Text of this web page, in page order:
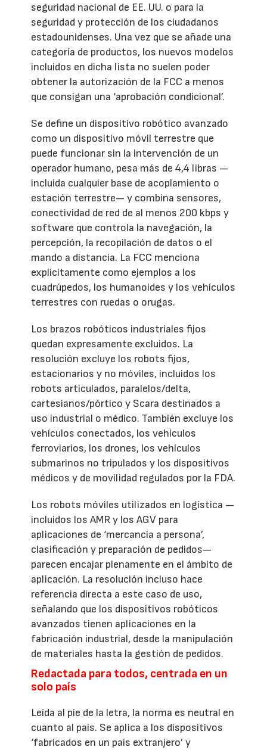
seguridad nacional de EE. UU. o para la
seguridad y protección de los ciudadanos
estadounidenses. Una vez que se añade una
categoría de productos, los nuevos modelos
incluidos en dicha lista no suelen poder
obtener la autorización de la FCC a menos
que consigan una ‘aprobación condicional’.
Se define un dispositivo robótico avanzado
como un dispositivo móvil terrestre que
puede funcionar sin la intervención de un
operador humano, pesa más de 4,4 libras —
incluida cualquier base de acoplamiento o
estación terrestre— y combina sensores,
conectividad de red de al menos 200 kbps y
software que controla la navegación, la
percepción, la recopilación de datos o el
mando a distancia. La FCC menciona
explícitamente como ejemplos a los
cuadrúpedos, los humanoides y los vehículos
terrestres con ruedas o orugas.
Los brazos robóticos industriales fijos
quedan expresamente excluidos. La
resolución excluye los robots fijos,
estacionarios y no móviles, incluidos los
robots articulados, paralelos/delta,
cartesianos/pórtico y Scara destinados a
uso industrial o médico. También excluye los
vehículos conectados, los vehículos
ferroviarios, los drones, los vehículos
submarinos no tripulados y los dispositivos
médicos y de movilidad regulados por la FDA.
Los robots móviles utilizados en logística —
incluidos los AMR y los AGV para
aplicaciones de ‘mercancía a persona’,
clasificación y preparación de pedidos—
parecen encajar plenamente en el ámbito de
aplicación. La resolución incluso hace
referencia directa a este caso de uso,
señalando que los dispositivos robóticos
avanzados tienen aplicaciones en la
fabricación industrial, desde la manipulación
de materiales hasta la gestión de pedidos.
Redactada para todos, centrada en un
solo país
Leída al pie de la letra, la norma es neutral en
cuanto al país. Se aplica a los dispositivos
‘fabricados en un país extranjero’ y